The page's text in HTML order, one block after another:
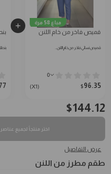
مباع 58 مرة
قميص فاخر من خام اللنن
قميص نسائي فاخر من خام اللنن…
0
96.35
$
(X1)
144.12
$
اختر منتجاً لجميع عناصر
عرض التفاصيل
طقم مطرز من اللنن